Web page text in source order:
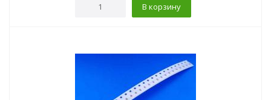
В корзину